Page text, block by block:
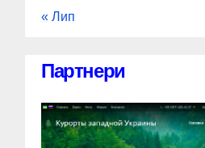
« Лип
Партнери